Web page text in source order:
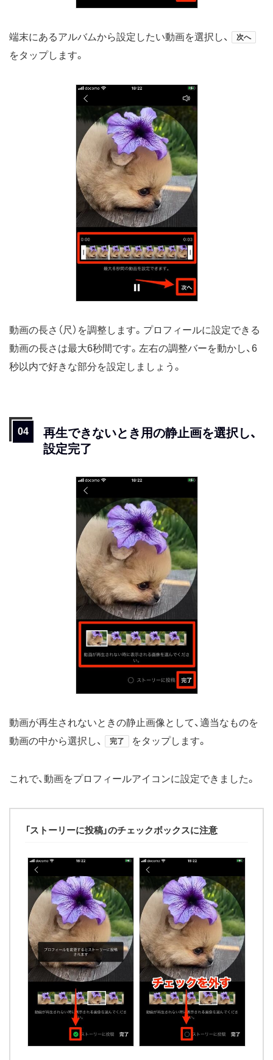
端末にあるアルバムから設定したい動画を選択し、 次へ
をタップします。
動画の長さ（尺）を調整します。プロフィールに設定できる
動画の長さは最大6秒間です。左右の調整バーを動かし、6
秒以内で好きな部分を設定しましょう。
再生できないとき用の静止画を選択し、
設定完了
動画が再生されないときの静止画像として、適当なものを
動画の中から選択し、
完了 をタップします。
これで、動画をプロフィールアイコンに設定できました。
「ストーリーに投稿」のチェックボックスに注意